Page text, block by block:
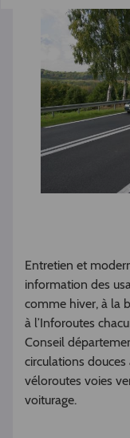
Entretien et
information des
comme hiver, à la
à l’Inforoutes
Conseil
circulations douces
véloroutes voies
voiturage.